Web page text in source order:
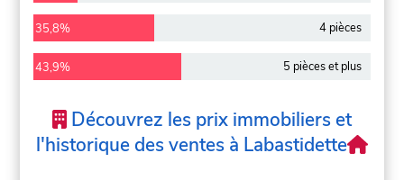
35,8% 4 pièces
43,9% 5 pièces et plus
Découvrez les prix immobiliers et
l'historique des ventes à Labastidette